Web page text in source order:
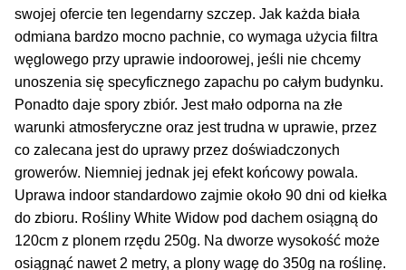
PROMOCJA 500 Plus
Harmonogram Outdoor
Formy i Koszt Wysyłki
Odbiór Osobisty
Kontakt
swojej ofercie ten legendarny szczep. Jak każda biała
odmiana bardzo mocno pachnie, co wymaga użycia filtra
węglowego przy uprawie indoorowej, jeśli nie chcemy
unoszenia się specyficznego zapachu po całym budynku.
Ponadto daje spory zbiór. Jest mało odporna na złe
warunki atmosferyczne oraz jest trudna w uprawie, przez
co zalecana jest do uprawy przez doświadczonych
growerów. Niemniej jednak jej efekt końcowy powala.
Uprawa indoor standardowo zajmie około 90 dni od kiełka
do zbioru. Rośliny White Widow pod dachem osiągną do
120cm z plonem rzędu 250g. Na dworze wysokość może
osiągnąć nawet 2 metry, a plony wagę do 350g na roślinę.